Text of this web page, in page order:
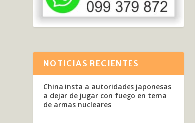
NOTICIAS RECIENTES
China insta a autoridades japonesas
a dejar de jugar con fuego en tema
de armas nucleares